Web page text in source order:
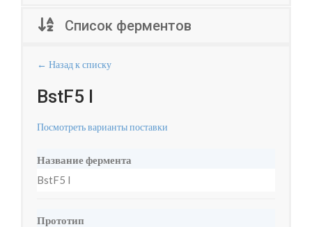
Список ферментов
← Назад к списку
BstF5 I
Посмотреть варианты поставки
Название фермента
BstF5 I
Прототип